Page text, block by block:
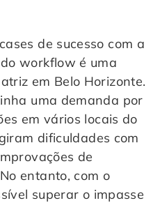
de sucesso com a
workflow é uma
em Belo Horizonte.
uma demanda por
em vários locais do
dificuldades com
de
entanto, com o
superar o impasse